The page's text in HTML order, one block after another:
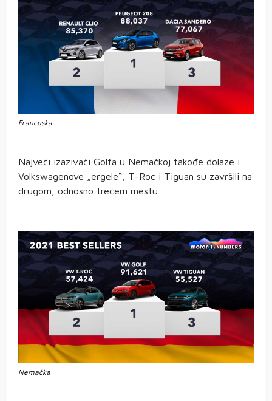
Francuska
Najveći izazivači Golfa u Nemačkoj takođe dolaze i
Volkswagenove „ergele“, T-Roc i Tiguan su završili na
drugom, odnosno trećem mestu.
Nemačka